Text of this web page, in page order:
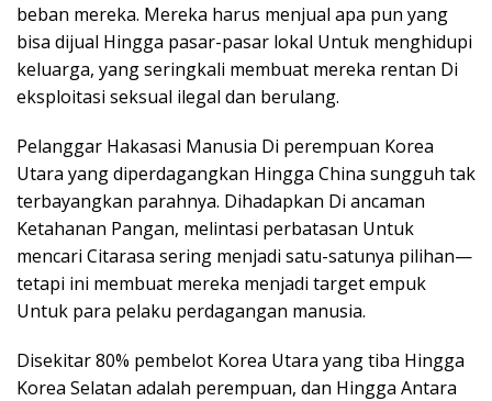
beban mereka. Mereka harus menjual apa pun yang
bisa dijual Hingga pasar-pasar lokal Untuk menghidupi
keluarga, yang seringkali membuat mereka rentan Di
eksploitasi seksual ilegal dan berulang.
Pelanggar Hakasasi Manusia Di perempuan Korea
Utara yang diperdagangkan Hingga China sungguh tak
terbayangkan parahnya. Dihadapkan Di ancaman
Ketahanan Pangan, melintasi perbatasan Untuk
mencari Citarasa sering menjadi satu-satunya pilihan—
tetapi ini membuat mereka menjadi target empuk
Untuk para pelaku perdagangan manusia.
Disekitar 80% pembelot Korea Utara yang tiba Hingga
Korea Selatan adalah perempuan, dan Hingga Antara